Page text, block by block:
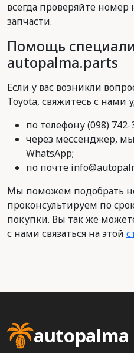
всегда проверяйте
запчасти.
Помощь
autopalma.parts
Если у вас возникли
Toyota, свяжитесь с нами
по телефону (098) 742-
через мессенджер,
WhatsApp;
по почте
Мы поможем подобрать
проконсультируем по
покупки. Вы так же
с нами связаться на этой
autopalma